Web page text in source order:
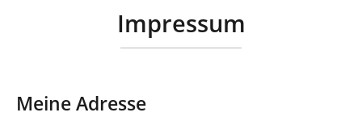
Impressum
Meine Adresse